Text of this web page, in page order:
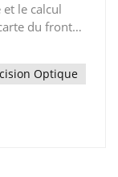
le calcul
du front
et la
dans le
de
la figure du
sont la base
Optique